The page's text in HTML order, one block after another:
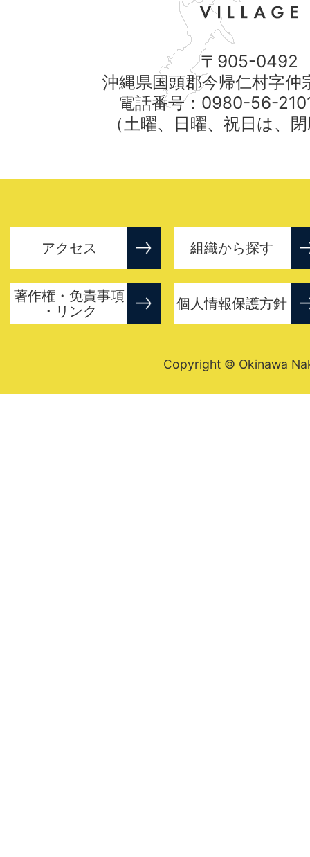
〒905-0492
沖縄県国頭郡今帰仁村字仲
電話番号：0980-56-
（土曜、日曜、祝日は、
アクセス 組織から探す
著作権・免責事項
・リンク
個人情報保護方針
Copyright © Okinawa